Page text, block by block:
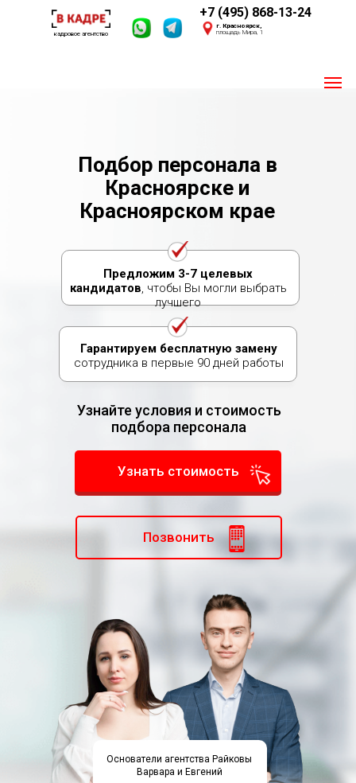
кадровое агентство
Опыт 2016 года
+7 (495) 868-13-24
г. Красноярск,
площадь Мира, 1
Подбор персонала в
Красноярске и
Красноярском крае
Предложим 3-7 целевых
кандидатов, чтобы Вы могли выбрать
лучшего
Узнайте условия и стоимость
подбора персонала
Узнать стоимость
Гарантируем бесплатную замену
сотрудника в первые 90 дней работы
Основатели агентства Райковы
Варвара и Евгений
Позвонить